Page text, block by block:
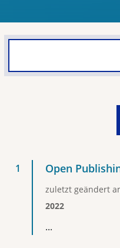
Open
zuletzt geändert
2022
...